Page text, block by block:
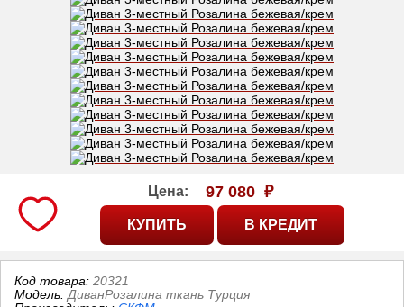
Цена: 97 080 ₽
Код товара: 20321
Модель:ДиванРозалина ткань Турция